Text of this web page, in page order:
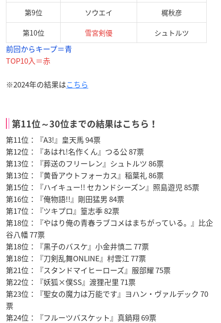
第9位 ソウエイ 梶秋彦
第10位 雪宮剣優 シュトルツ
前回からキープ＝青
TOP10入＝赤
※2024年の結果はこちら
第11位～30位までの結果はこちら！
第11位：『A3!』皇天馬 94票
第12位：『あはれ!名作くん』つる公 87票
第13位：『葬送のフリーレン』シュトルツ 86票
第13位：『黄昏アウトフォーカス』稲葉礼 86票
第15位：『ハイキュー!! セカンドシーズン』照島遊児 85票
第16位：『俺物語!!』剛田猛男 84票
第17位：『ツキプロ』篁志季 82票
第18位：『やはり俺の青春ラブコメはまちがっている。』比企
谷八幡 77票
第18位：『黒子のバスケ』小金井慎二 77票
第18位：『刀剣乱舞ONLINE』村雲江 77票
第21位：『スタンドマイヒーローズ』服部耀 75票
第22位：『妖狐×僕SS』渡狸卍里 71票
第23位：『聖女の魔力は万能です』ヨハン・ヴァルデック 70
票
第24位：『フルーツバスケット』真鍋翔 69票